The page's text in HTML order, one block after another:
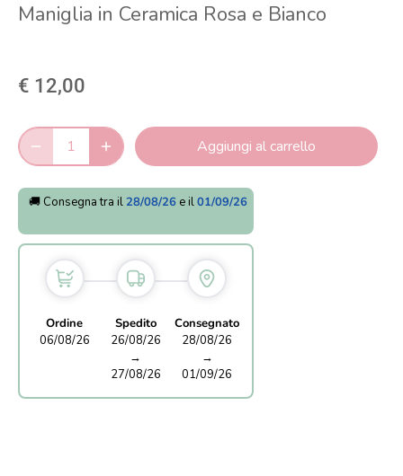
Maniglia in Ceramica Rosa e Bianco
€ 12,00
Aggiungi al carrello
🚚 Consegna tra il 28/08/26 e il01/09/26
Ordine
06/08/26
Spedito
26/08/26
→
27/08/26
Consegnato
28/08/26
→
01/09/26